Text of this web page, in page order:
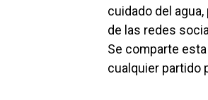
cuidado del
de las redes
Se comparte
cualquier partido